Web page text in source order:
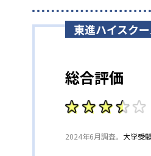
他、多数合格
東進ハイスク
総合評価
2024年6月調査。 大学受